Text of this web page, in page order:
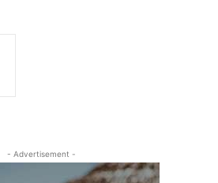
- Advertisement -